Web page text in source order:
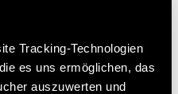
Tracking-Technologien
es uns ermöglichen, das
auszuwerten und